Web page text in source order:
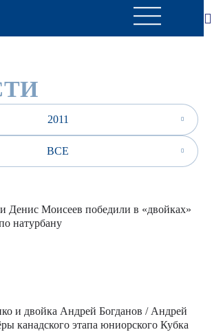
2011
ВСЕ
Денис Моисеев победили в «двойках»
натурбану
и двойка Андрей Богданов / Андрей
канадского этапа юниорского Кубка